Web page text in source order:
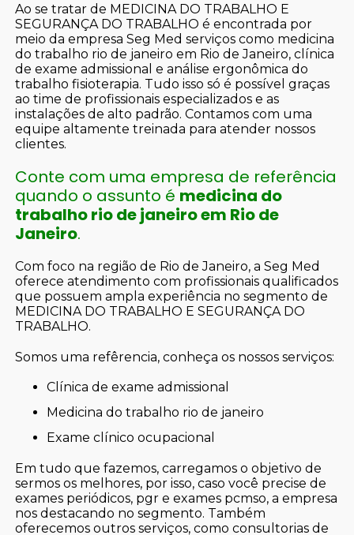
Ao se tratar de MEDICINA DO TRABALHO E
SEGURANÇA DO TRABALHO é encontrada por
meio da empresa Seg Med serviços como medicina
do trabalho rio de janeiro em Rio de Janeiro, clínica
de exame admissional e análise ergonômica do
trabalho fisioterapia. Tudo isso só é possível graças
ao time de profissionais especializados e as
instalações de alto padrão. Contamos com uma
equipe altamente treinada para atender nossos
clientes.
Conte com uma empresa de referência
quando o assunto é medicina do
trabalho rio de janeiro em Rio de
Janeiro.
Com foco na região de Rio de Janeiro, a Seg Med
oferece atendimento com profissionais qualificados
que possuem ampla experiência no segmento de
MEDICINA DO TRABALHO E SEGURANÇA DO
TRABALHO.
Somos uma refêrencia, conheça os nossos serviços:
clínica de exame admissional
medicina do trabalho rio de janeiro
exame clínico ocupacional
Em tudo que fazemos, carregamos o objetivo de
sermos os melhores, por isso, caso você precise de
exames periódicos, pgr e exames pcmso, a empresa
nos destacando no segmento. Também
oferecemos outros serviços, como consultorias de